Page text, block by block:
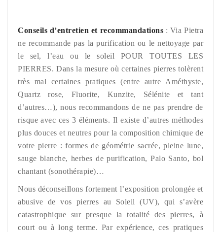
Conseils d’entretien et recommandations : Via Pietra
ne recommande pas la purification ou le nettoyage par
le sel, l’eau ou le soleil POUR TOUTES LES
PIERRES. Dans la mesure où certaines pierres tolèrent
très mal certaines pratiques (entre autre Améthyste,
Quartz rose, Fluorite, Kunzite, Sélénite et tant
d’autres…), nous recommandons de ne pas prendre de
risque avec ces 3 éléments. Il existe d’autres méthodes
plus douces et neutres pour la composition chimique de
votre pierre : formes de géométrie sacrée, pleine lune,
sauge blanche, herbes de purification, Palo Santo, bol
chantant (sonothérapie)…
Nous déconseillons fortement l’exposition prolongée et
abusive de vos pierres au Soleil (UV), qui s’avère
catastrophique sur presque la totalité des pierres, à
court ou à long terme. Par expérience, ces pratiques